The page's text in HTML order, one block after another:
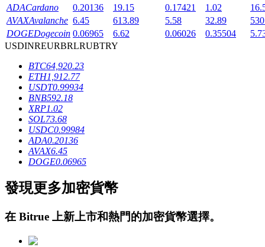
鎖倉BTR
輕鬆獲得多重福利
借貸寶
借貸數字貨幣，及時且安全的服務
ADACardano 0.20136 19.15 0.17421 1.02
AVAXAvalanche 6.45 613.89 5.58 32.89
DOGEDogecoin 0.06965 6.62 0.06026 0.35504
USDINREURBRLRUBTRY
BTC64,920.23
ETH1,912.77
USDT0.99934
BNB592.18
XRP1.02
SOL73.68
USDC0.99984
ADA0.20136
AVAX6.45
DOGE0.06965
發現更多加密貨幣
在 Bitrue 上新上市和熱門的加密貨幣選擇。